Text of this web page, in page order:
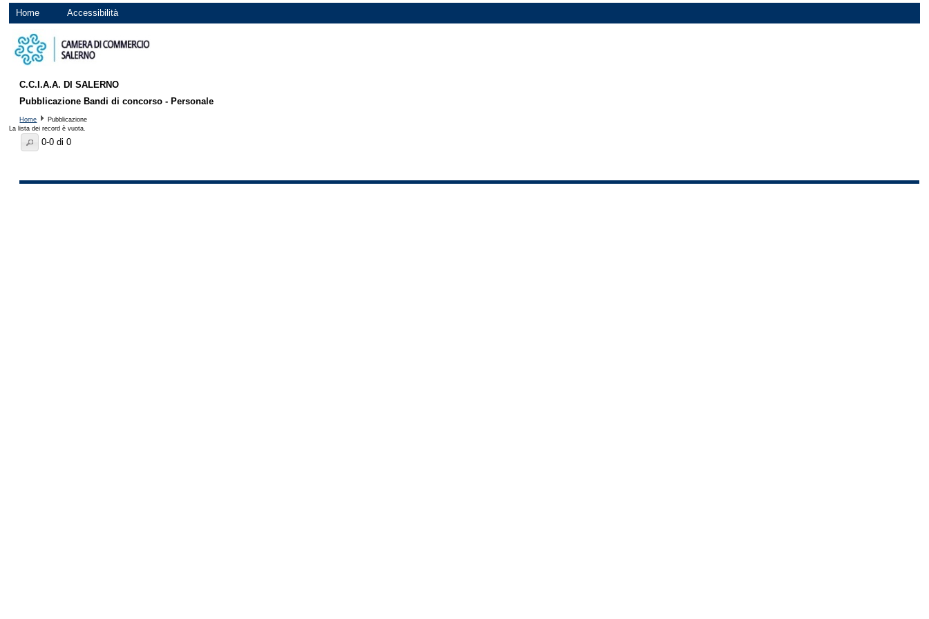
Home Accessibilità
C.C.I.A.A. DI SALERNO
Pubblicazione Bandi di concorso - Personale
Home
Pubblicazione
La lista dei record è vuota.
0-0 di 0